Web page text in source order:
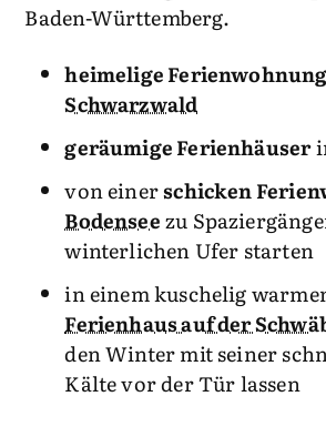
Baden-Württemberg.
heimelige
Schwarzwald
geräumige Ferienhäuser
von einerschicken
Bodenseezu
winterlichen Ufer starten
in einem kuschelig
Ferienhaus auf der
den Winter mit seiner
Kälte vor der Tür lassen